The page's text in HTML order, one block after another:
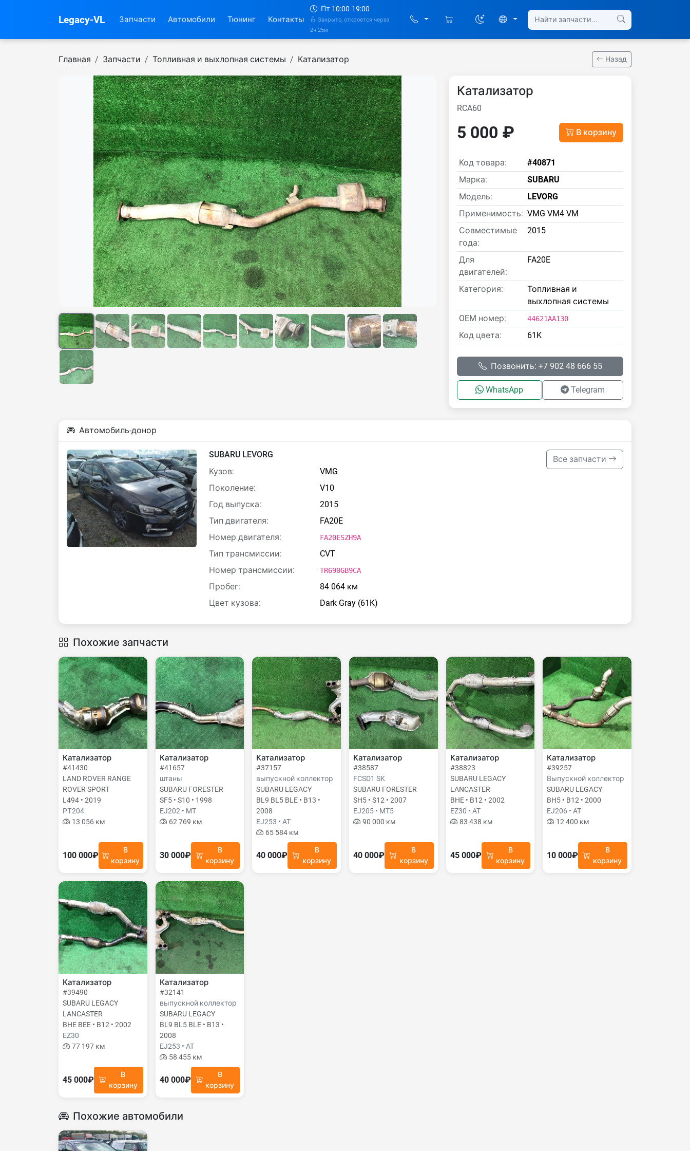
Legacy-VL Запчасти Автомобили Тюнинг Контакты
Пт 10:00-19:00
Закрыто, откроется через
2ч 25м
Главная Запчасти Топливная и выхлопная системы Катализатор Назад
Катализатор
RCA60
5 000 ₽ В корзину
Код товара:
#40871
Марка:
SUBARU
Модель:
LEVORG
Применимость: VMG VM4 VM
Совместимые
года:
2015
Для
двигателей:
FA20E
Категория:
Топливная и
выхлопная системы
OEM номер:
44621AA130
Код цвета: 61K
Позвонить: +7 902 48 666 55
WhatsApp Telegram
Автомобиль-донор
SUBARU LEVORG
Кузов:
VMG
Поколение:
V10
Год выпуска:
2015
Тип двигателя:
FA20E
Номер двигателя:
FA20ESZH9A
Тип трансмиссии:
CVT
Номер трансмиссии:
TR690GB9CA
Пробег:
84 064 км
Цвет кузова:
Dark Gray (61K)
Все запчасти
Похожие запчасти
Катализатор
#41430
LAND ROVER RANGE
ROVER SPORT
L494 • 2019
PТ204
13 056 км
100 000₽
В
корзину
Катализатор
#41657
штаны
SUBARU FORESTER
SF5 • S10 • 1998
EJ202 • MT
62 769 км
30 000₽
В
корзину
Катализатор
#37157
выпускной коллектор
SUBARU LEGACY
BL9 BL5 BLE • B13 •
2008
EJ253 • AT
65 584 км
40 000₽
В
корзину
Катализатор
#38587
FCSD1 SK
SUBARU FORESTER
SH5 • S12 • 2007
EJ205 • MT5
90 000 км
40 000₽
В
корзину
Катализатор
#38823
SUBARU LEGACY
LANCASTER
BHE • B12 • 2002
EZ30 • AT
83 438 км
45 000₽
В
корзину
Катализатор
#39257
Выпускной коллектор
SUBARU LEGACY
BH5 • B12 • 2000
EJ206 • AT
12 400 км
10 000₽
В
корзину
Катализатор
#39490
SUBARU LEGACY
LANCASTER
BHE BEE • B12 • 2002
EZ30
77 197 км
45 000₽
В
корзину
Катализатор
#32141
выпускной коллектор
SUBARU LEGACY
BL9 BL5 BLE • B13 •
2008
EJ253 • AT
58 455 км
40 000₽
В
корзину
Похожие автомобили